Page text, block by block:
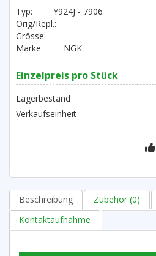
Typ:
Y924J - 7906
Orig/Repl.:
Grösse:
Marke:
NGK
Einzelpreis pro Stück
Lagerbestand
Verkaufseinheit
Beschreibung Zubehör (0)
Kontaktaufnahme